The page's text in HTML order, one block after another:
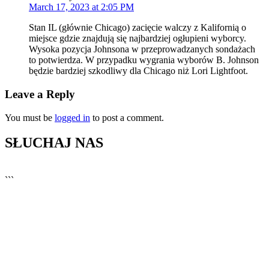
March 17, 2023 at 2:05 PM
Stan IL (głównie Chicago) zacięcie walczy z Kalifornią o
miejsce gdzie znajdują się najbardziej ogłupieni wyborcy.
Wysoka pozycja Johnsona w przeprowadzanych sondażach
to potwierdza. W przypadku wygrania wyborów B. Johnson
będzie bardziej szkodliwy dla Chicago niż Lori Lightfoot.
Leave a Reply
You must be logged in to post a comment.
SŁUCHAJ NAS
```